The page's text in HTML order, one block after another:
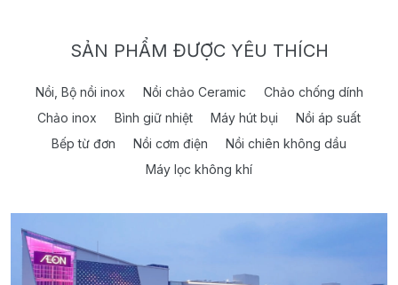
SẢN PHẨM ĐƯỢC YÊU THÍCH
Nồi, Bộ nồi inox Nồi chảo Ceramic
Chảo chống dính
Chảo inox
Bình giữ nhiệt Máy hút bụi
Nồi áp suất
Bếp từ đơn
Nồi cơm điện
Nồi chiên không dầu
Máy lọc không khí